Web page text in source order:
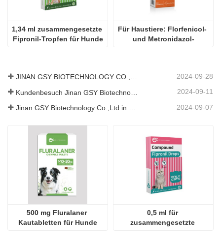
1,34 ml zusammengesetzte
Fipronil-Tropfen für Hunde
Für Haustiere: Florfenicol-
und Metronidazol-
JINAN GSY BIOTECHNOLOGY CO., LTD. nahm an der Pakistan International Livestock Exhibition IPEX 2024 teil 2024-09-28
2024-09-11
2024-09-07
500 mg Fluralaner
Kautabletten für Hunde
0,5 ml für
zusammengesetzte